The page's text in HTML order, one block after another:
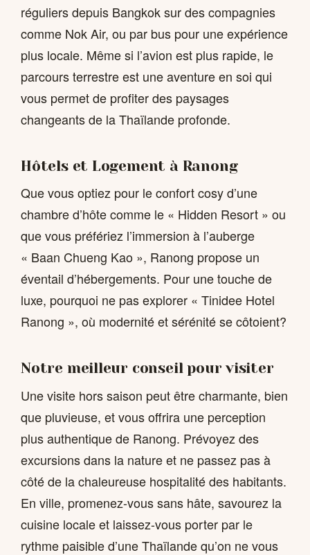
réguliers depuis Bangkok sur des compagnies
comme Nok Air, ou par bus pour une expérience
plus locale. Même si l’avion est plus rapide, le
parcours terrestre est une aventure en soi qui
vous permet de profiter des paysages
changeants de la Thaïlande profonde.
Hôtels et Logement à Ranong
Que vous optiez pour le confort cosy d’une
chambre d’hôte comme le « Hidden Resort » ou
que vous préfériez l’immersion à l’auberge
« Baan Chueng Kao », Ranong propose un
éventail d’hébergements. Pour une touche de
luxe, pourquoi ne pas explorer « Tinidee Hotel
Ranong », où modernité et sérénité se côtoient?
Notre meilleur conseil pour visiter
Une visite hors saison peut être charmante, bien
que pluvieuse, et vous offrira une perception
plus authentique de Ranong. Prévoyez des
excursions dans la nature et ne passez pas à
côté de la chaleureuse hospitalité des habitants.
En ville, promenez-vous sans hâte, savourez la
cuisine locale et laissez-vous porter par le
rythme paisible d’une Thaïlande qu’on ne vous